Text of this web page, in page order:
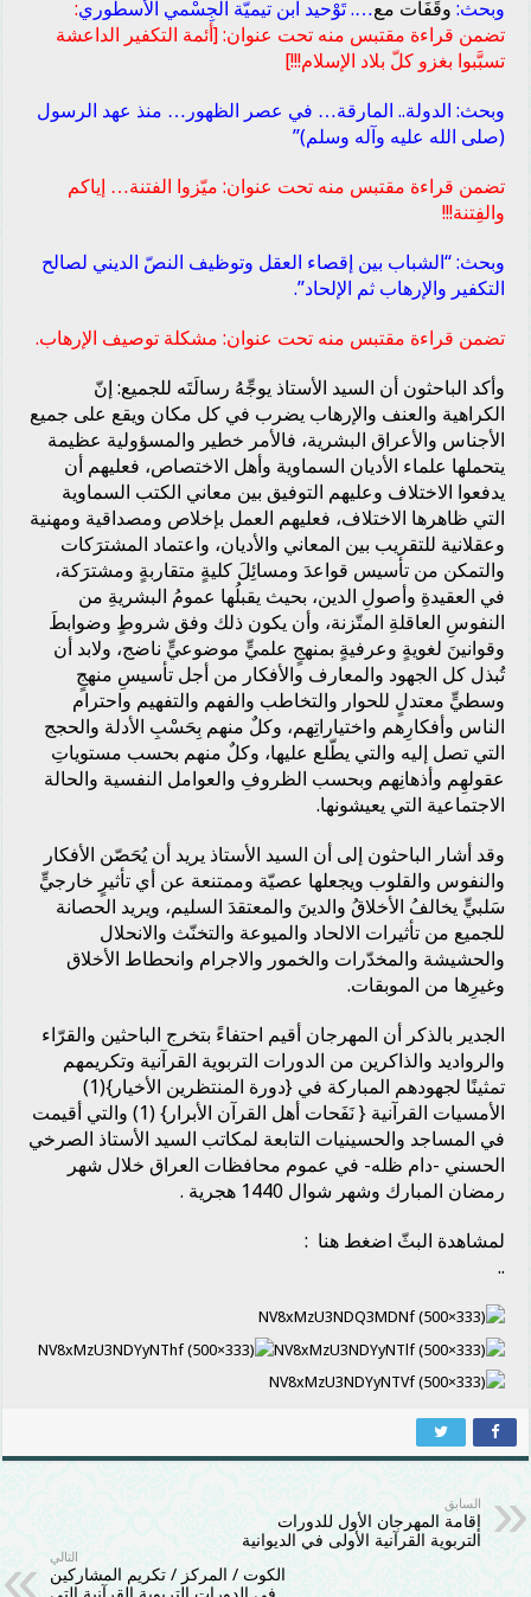
وبحث: وقَفَات مع…. تَوْحيد ابن تيميّة الجِسْمي الأسطُوري:
تضمن قراءة مقتبس منه تحت عنوان: [أئمة التكفير الداعشة
تسبَّبوا بغزو كلّ بلاد الإسلام!!!]
وبحث: الدولة.. المارقة… في عصر الظهور… منذ عهد الرسول
(صلى الله عليه وآله وسلم)”
تضمن قراءة مقتبس منه تحت عنوان: ميّزوا الفتنة… إياكم
والفِتنة!!!
وبحث: “الشباب بين إقصاء العقل وتوظيف النصّ الديني لصالح
التكفير والإرهاب ثم الإلحاد”.
تضمن قراءة مقتبس منه تحت عنوان: مشكلة توصيف الإرهاب.
وأكد الباحثون أن السيد الأستاذ يوجِّهُ رسالَتَه للجميع: إنّ
الكراهية والعنف والإرهاب يضرب في كل مكان ويقع على جميع
الأجناس والأعراق البشرية، فالأمر خطير والمسؤولية عظيمة
يتحملها علماء الأديان السماوية وأهل الاختصاص، فعليهم أن
يدفعوا الاختلاف وعليهم التوفيق بين معاني الكتب السماوية
التي ظاهرها الاختلاف، فعليهم العمل بإخلاص ومصداقية ومهنية
وعقلانية للتقريب بين المعاني والأديان، واعتماد المشترَكات
والتمكن من تأسيس قواعدَ ومسائِلَ كليةٍ متقاربةٍ ومشترَكة،
في العقيدةِ وأصولِ الدين، بحيث يقبلُها عمومُ البشريةِ من
النفوسِ العاقلةِ المتّزنة، وأن يكون ذلك وفق شروطٍ وضوابطَ
وقوانينَ لغويةٍ وعرفيةٍ بمنهجٍ علميٍّ موضوعيٍّ ناضج، ولابد أن
تُبذل كل الجهود والمعارف والأفكار من أجل تأسيسِ منهجٍ
وسطيٍّ معتدلٍ للحوار والتخاطب والفهم والتفهيم واحترام
الناس وأفكارِهم واختياراتِهم، وكلٌ منهم بِحَسْبِ الأدلة والحجج
التي تصل إليه والتي يطّلع عليها، وكلٌ منهم بحسب مستوياتِ
عقولهِم وأذهانِهم وبحسب الظروفِ والعوامل النفسية والحالة
الاجتماعية التي يعيشونها.
وقد أشار الباحثون إلى أن السيد الأستاذ يريد أن يُحَصّن الأفكار
والنفوس والقلوب ويجعلها عصيّة وممتنعة عن أي تأثيرٍ خارجيٍّ
سَلبيٍّ يخالفُ الأخلاقُ والدينَ والمعتقدَ السليم، ويريد الحصانة
للجميع من تأثيرات الالحاد والميوعة والتخنّث والانحلال
والحشيشة والمخدّرات والخمور والاجرام وانحطاط الأخلاق
وغيرِها من الموبقات.
الجدير بالذكر أن المهرجان أقيم احتفاءً بتخرج الباحثين والقرّاء
والرواديد والذاكرين من الدورات التربوية القرآنية وتكريمهم
تمثينًا لجهودهم المباركة في {دورة المنتظرين الأخيار}(1)
الأمسيات القرآنية { نَفَحات أهل القرآن الأبرار} (1) والتي أقيمت
في المساجد والحسينيات التابعة لمكاتب السيد الأستاذ الصرخي
الحسني -دام ظله- في عموم محافظات العراق خلال شهر
رمضان المبارك وشهر شوال 1440 هجرية .
لمشاهدة البثّ اضغطهنا :
..
السابق
إقامة المهرجان الأول للدورات
التربوية القرآنية الأولى في الديوانية
التالي
الكوت / المركز / تكريم المشاركين